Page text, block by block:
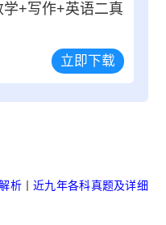
+写作+英语二真
立即下载
析丨近九年各科真题及详细